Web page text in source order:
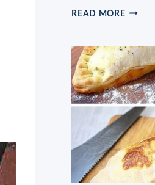
READ MORESAHNE